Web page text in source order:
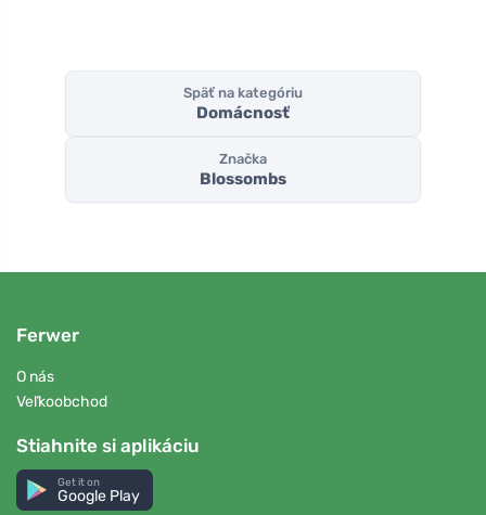
Späť na kategóriu
Domácnosť
Značka
Blossombs
Ferwer
O nás
Veľkoobchod
Stiahnite si aplikáciu
Get it on
Google Play